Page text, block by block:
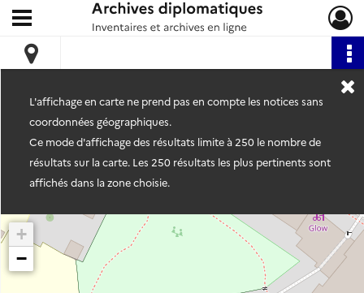
Archives diplomatiques
Ouvrir le menu déroulant
L'affichage en carte ne prend pas en compte les notices sans
coordonnées géographiques.
Ce mode d'affichage des résultats limite à 250 le nombre de
résultats sur la carte. Les 250 résultats les plus pertinents sont
affichés dans la zone choisie.
+
−